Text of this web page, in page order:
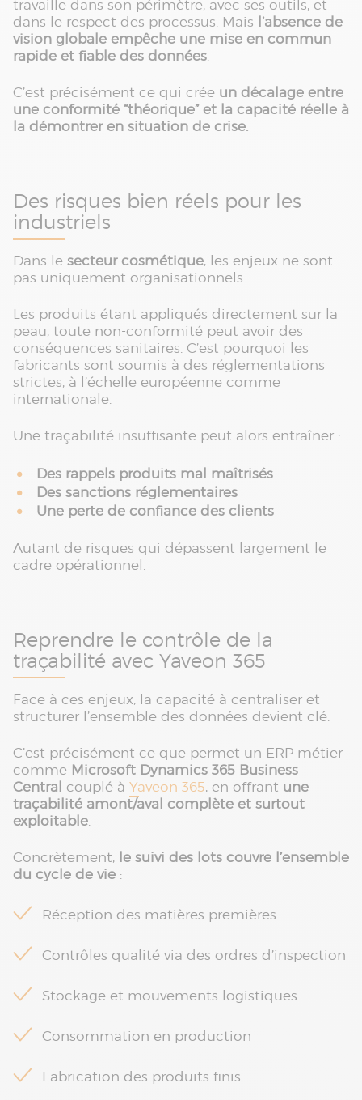
travaille dans son périmètre, avec ses outils, et
dans le respect des processus. Mais l’absence de
vision globale empêche une mise en commun
rapide et fiable des données.
C’est précisément ce qui crée un décalage entre
une conformité “théorique” et la capacité réelle à
la démontrer en situation de crise.
Des risques bien réels pour les
industriels
Dans le secteur cosmétique, les enjeux ne sont
pas uniquement organisationnels.
Les produits étant appliqués directement sur la
peau, toute non-conformité peut avoir des
conséquences sanitaires. C’est pourquoi les
fabricants sont soumis à des réglementations
strictes, à l’échelle européenne comme
internationale.
Une traçabilité insuffisante peut alors entraîner :
Des rappels produits mal maîtrisés
Des sanctions réglementaires
Une perte de confiance des clients
Autant de risques qui dépassent largement le
cadre opérationnel.
Reprendre le contrôle de la
traçabilité avec Yaveon 365
Face à ces enjeux, la capacité à centraliser et
structurer l’ensemble des données devient clé.
C’est précisément ce que permet un ERP métier
comme Microsoft Dynamics 365 Business
Central couplé à Yaveon 365, en offrant une
traçabilité amont/aval complète et surtout
exploitable.
Concrètement, le suivi des lots couvre l’ensemble
du cycle de vie :
Réception des matières premières
Contrôles qualité via des ordres d’inspection
Stockage et mouvements logistiques
Consommation en production
Fabrication des produits finis